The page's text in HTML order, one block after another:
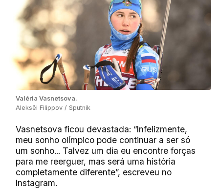
Valéria Vasnetsova.
Aleksêi Filippov / Sputnik
Vasnetsova ficou devastada: “Infelizmente,
meu sonho olímpico pode continuar a ser só
um sonho... Talvez um dia eu encontre forças
para me reerguer, mas será uma história
completamente diferente”, escreveu no
Instagram.